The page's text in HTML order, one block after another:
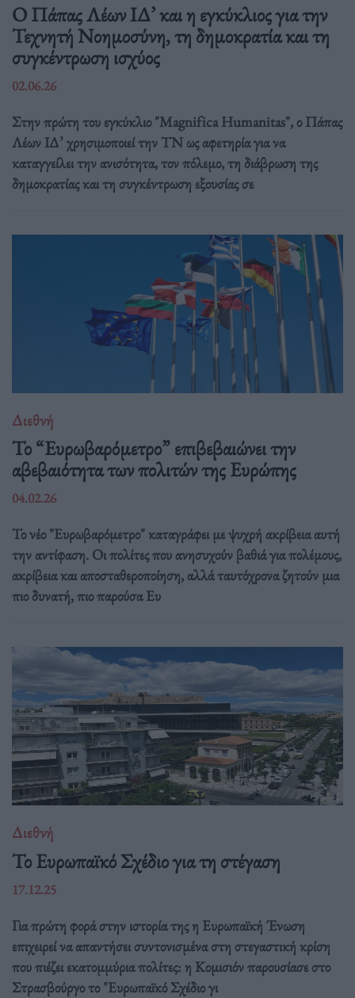
Ο Πάπας Λέων ΙΔ’ και η εγκύκλιος για την
Τεχνητή Νοημοσύνη, τη δημοκρατία και τη
συγκέντρωση ισχύος
02.06.26
Στην πρώτη του εγκύκλιο "Magnifica Humanitas", ο Πάπας
Λέων ΙΔ’ χρησιμοποιεί την ΤΝ ως αφετηρία για να
καταγγείλει την ανισότητα, τον πόλεμο, τη διάβρωση της
δημοκρατίας και τη συγκέντρωση εξουσίας σε
Διεθνή
Το “Ευρωβαρόμετρο” επιβεβαιώνει την
αβεβαιότητα των πολιτών της Ευρώπης
04.02.26
Το νέο "Ευρωβαρόμετρο" καταγράφει με ψυχρή ακρίβεια αυτή
την αντίφαση. Oι πολίτες που ανησυχούν βαθιά για πολέμους,
ακρίβεια και αποσταθεροποίηση, αλλά ταυτόχρονα ζητούν μια
πιο δυνατή, πιο παρούσα Ευ
Διεθνή
Το Ευρωπαϊκό Σχέδιο για τη στέγαση
17.12.25
Για πρώτη φορά στην ιστορία της η Ευρωπαϊκή Ένωση
επιχειρεί να απαντήσει συντονισμένα στη στεγαστική κρίση
που πιέζει εκατομμύρια πολίτες: η Κομισιόν παρουσίασε στο
Στρασβούργο το "Ευρωπαϊκό Σχέδιο γι